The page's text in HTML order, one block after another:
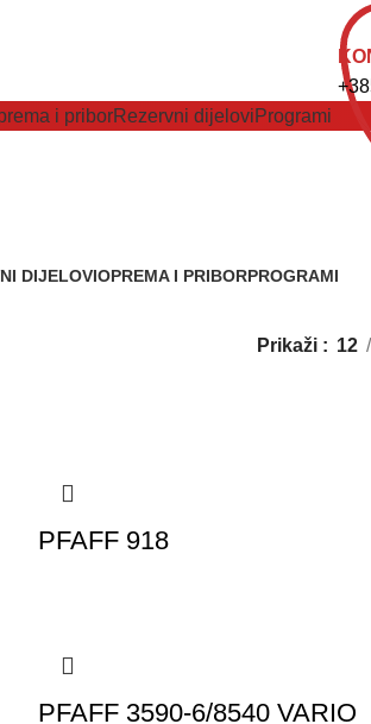
i priborRezervni dijeloviProgrami
DIJELOVIOPREMA I PRIBORPROGRAMI
Prikaži 12
PFAFF 918
PFAFF 3590-6/8540 VARIO